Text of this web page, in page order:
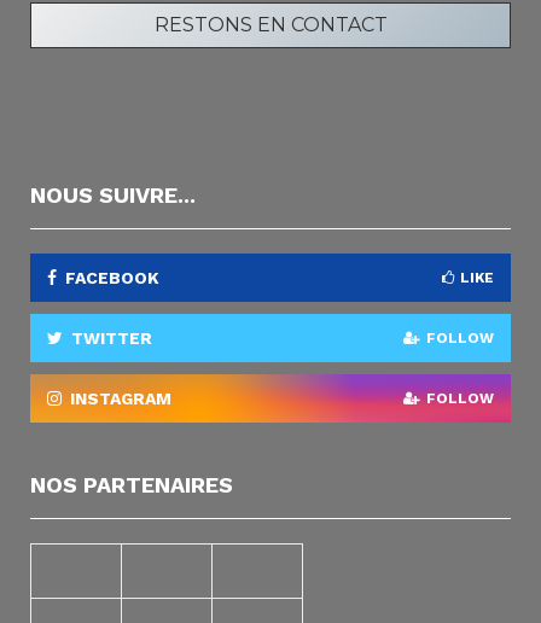
NOUS SUIVRE...
FACEBOOK LIKE
TWITTER FOLLOW
INSTAGRAM FOLLOW
NOS PARTENAIRES